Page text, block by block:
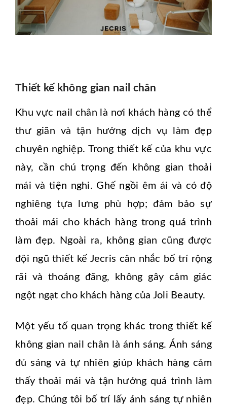
Thiết kế không gian nail chân
Khu vực nail chân là nơi khách hàng có thể
thư giãn và tận hưởng dịch vụ làm đẹp
chuyên nghiệp. Trong thiết kế của khu vực
này, cần chú trọng đến không gian thoải
mái và tiện nghi. Ghế ngồi êm ái và có độ
nghiêng tựa lưng phù hợp; đảm bảo sự
thoải mái cho khách hàng trong quá trình
làm đẹp. Ngoài ra, không gian cũng được
đội ngũ thiết kế Jecris cân nhắc bố trí rộng
rãi và thoáng đãng, không gây cảm giác
ngột ngạt cho khách hàng của Joli Beauty.
Một yếu tố quan trọng khác trong thiết kế
không gian nail chân là ánh sáng. Ánh sáng
đủ sáng và tự nhiên giúp khách hàng cảm
thấy thoải mái và tận hưởng quá trình làm
đẹp. Chúng tôi bố trí lấy ánh sáng tự nhiên